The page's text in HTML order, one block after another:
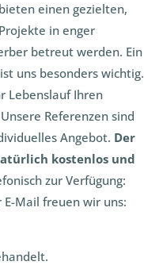
einen gezielten,
in enger
betreut werden. Ein
uns besonders wichtig.
Lebenslauf Ihren
Referenzen sind
Angebot. Der
kostenlos und
zur Verfügung:
Mail freuen wir uns: